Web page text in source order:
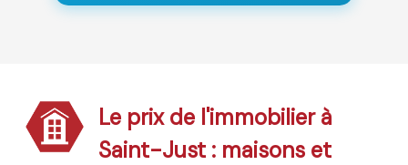
Le prix de l'immobilier à
Saint-Just : maisons et